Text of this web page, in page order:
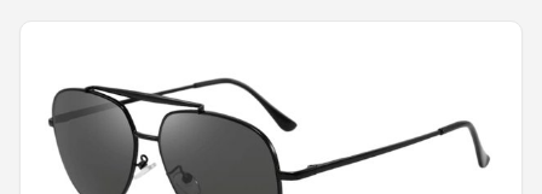
Shop
Polaroid
KIMU